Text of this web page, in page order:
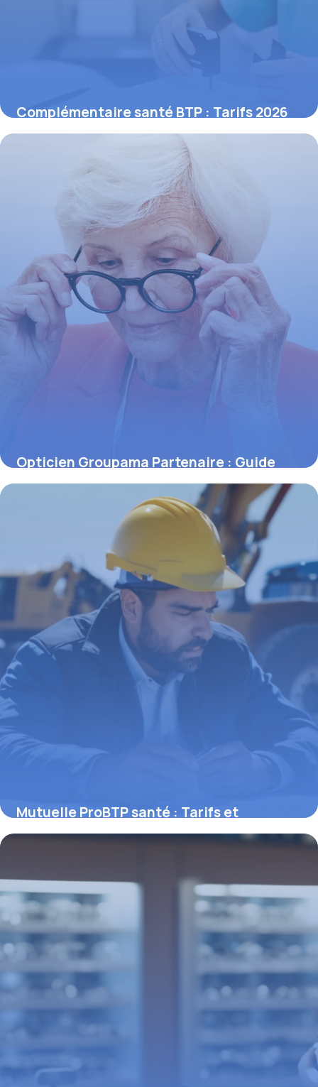
Complémentaire santé BTP : Tarifs 2026
17 mai 2026
Opticien Groupama Partenaire : Guide
2026
Mutuelle ProBTP santé : Tarifs et
garanties